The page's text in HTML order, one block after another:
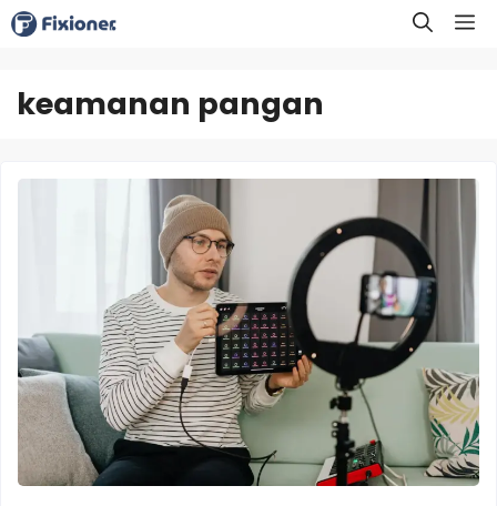
Langsung
ke
keamanan pangan